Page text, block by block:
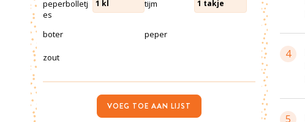
4
5
peperbolletj
es
1 kl tijm 1 takje
boter peper
zout
VOEG TOE AAN LIJST